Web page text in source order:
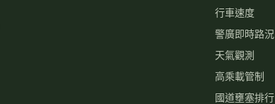
行車速度
警廣即時路況
天氣觀測
高乘載管制
國道壅塞排行